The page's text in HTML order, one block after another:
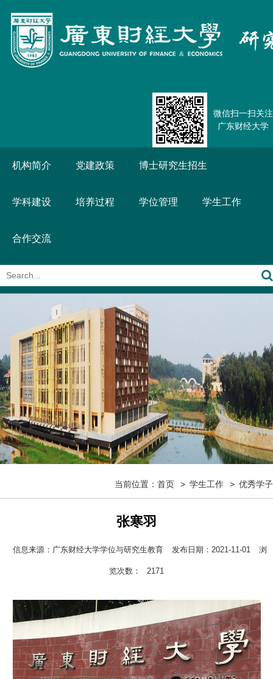
微信扫一扫关注
广东财经大学
机构简介 党建政策 博士研究生招生
学科建设 培养过程 学位管理 学生工作
合作交流
当前位置： 首页 学生工作 优秀学子
张寒羽
信息来源：广东财经大学学位与研究生教育 发布日期：2021-11-01 浏
览次数： 2171